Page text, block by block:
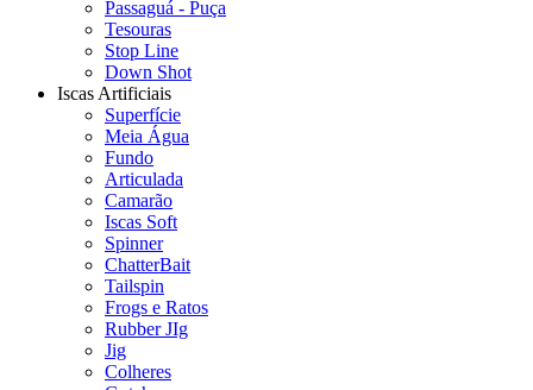
Passaguá - Puça
Tesouras
Stop Line
Down Shot
Iscas Artificiais
Superfície
Meia Água
Fundo
Articulada
Camarão
Iscas Soft
Spinner
ChatterBait
Tailspin
Frogs e Ratos
Rubber JIg
Jig
Colheres